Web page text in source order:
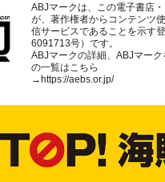
ABJマークは、この電子書店
が、著作権者からコンテンツ
信サービスであることを示す
6091713号）です。
ABJマークの詳細、ABJマー
の一覧はこちら
→https://aebs.or.jp/